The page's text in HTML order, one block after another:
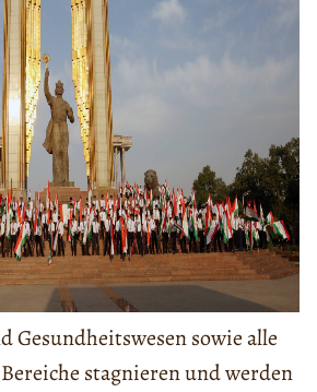
Gesundheitswesen sowie alle
stagnieren und werden